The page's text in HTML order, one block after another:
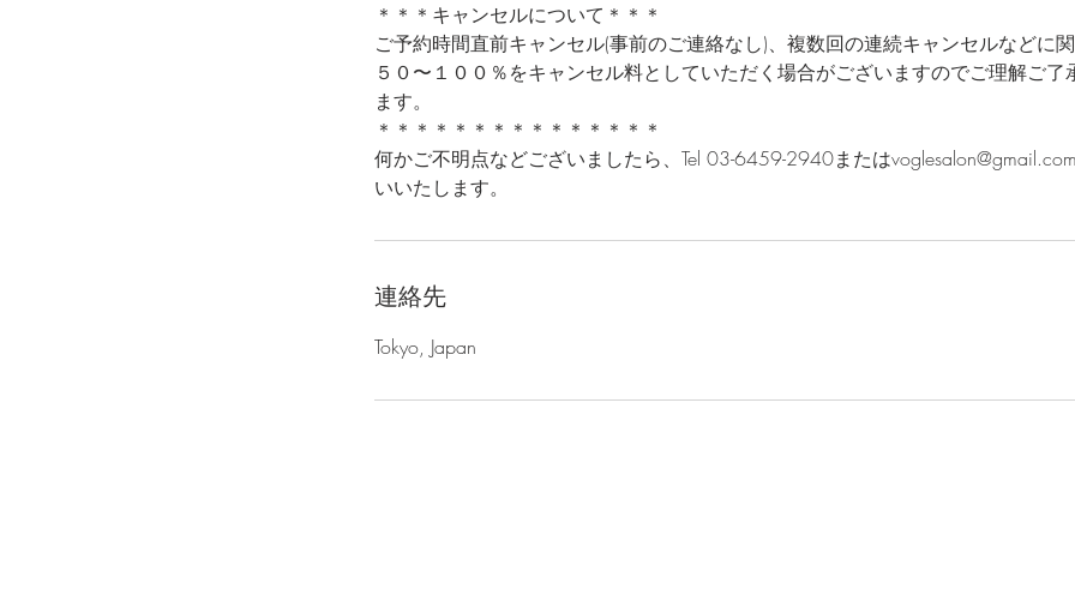
＊＊＊キャンセルについて＊＊＊
ご予約時間直前キャンセル(事前のご連絡なし)、複数回の連続キャンセルなどに
５０〜１００％をキャンセル料としていただく場合がございますのでご理解ご了
ます。
＊＊＊＊＊＊＊＊＊＊＊＊＊＊＊
何かご不明点などございましたら、Tel 03-6459-2940または
いいたします。
連絡先
Tokyo, Japan